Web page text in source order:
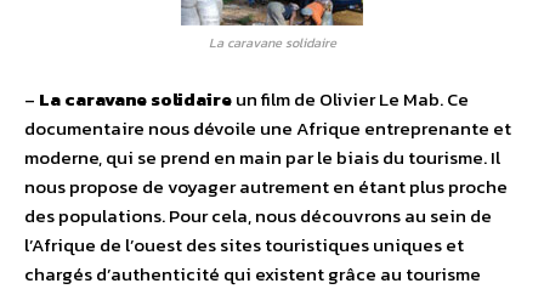
La caravane solidaire
– La caravane solidaireun film de Olivier Le Mab. Ce
documentaire nous dévoile une Afrique entreprenante et
moderne, qui se prend en main par le biais du tourisme. Il
nous propose de voyager autrement en étant plus proche
des populations. Pour cela, nous découvrons au sein de
l’Afrique de l’ouest des sites touristiques uniques et
chargés d’authenticité qui existent grâce au tourisme